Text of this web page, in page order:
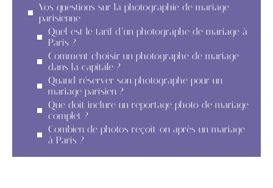
Vos questions sur la photographie de mariage
parisienne
Quel est le tarif d’un photographe de mariage à
Paris ?
Comment choisir un photographe de mariage
dans la capitale ?
Quand réserver son photographe pour un
mariage parisien ?
Que doit inclure un reportage photo de mariage
complet ?
Combien de photos reçoit-on après un mariage
à Paris ?